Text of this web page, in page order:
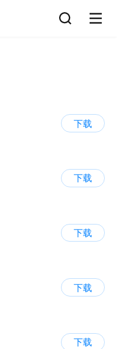
下载
下载
下载
下载
下载